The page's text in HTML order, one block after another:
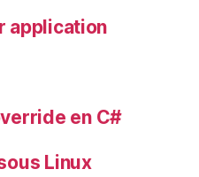
application
en C#
Linux